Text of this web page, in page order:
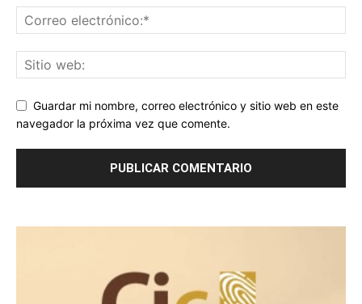
Guardar mi nombre, correo electrónico y sitio web en este
navegador la próxima vez que comente.